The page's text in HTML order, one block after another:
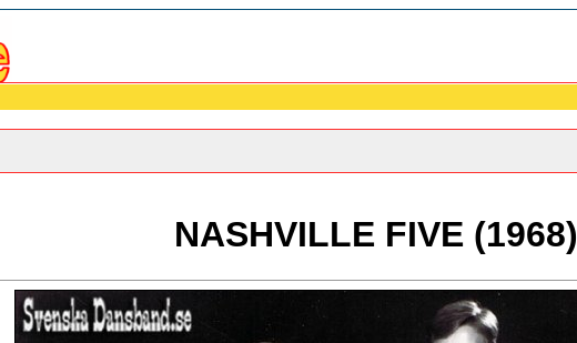
NASHVILLE FIVE (1968)